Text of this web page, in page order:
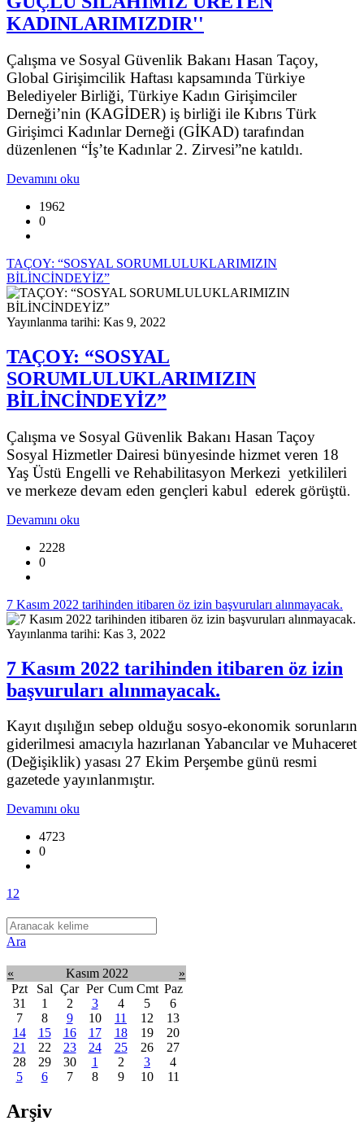
KADINLARIMIZDIR''
Çalışma ve Sosyal Güvenlik Bakanı Hasan Taçoy,
Global Girişimcilik Haftası kapsamında Türkiye
Belediyeler Birliği, Türkiye Kadın Girişimciler
Derneği’nin (KAGİDER) iş birliği ile Kıbrıs Türk
Girişimci Kadınlar Derneği (GİKAD) tarafından
düzenlenen “İş’te Kadınlar 2. Zirvesi”ne katıldı.
Devamını oku
1962
0
TAÇOY: “SOSYAL SORUMLULUKLARIMIZIN
BİLİNCİNDEYİZ”
Yayınlanma tarihi: Kas 9, 2022
TAÇOY: “SOSYAL
SORUMLULUKLARIMIZIN
BİLİNCİNDEYİZ”
Çalışma ve Sosyal Güvenlik Bakanı Hasan Taçoy
Sosyal Hizmetler Dairesi bünyesinde hizmet veren 18
Yaş Üstü Engelli ve Rehabilitasyon Merkezi yetkilileri
ve merkeze devam eden gençleri kabul ederek görüştü.
Devamını oku
2228
0
7 Kasım 2022 tarihinden itibaren öz izin başvuruları alınmayacak.
Yayınlanma tarihi: Kas 3, 2022
7 Kasım 2022 tarihinden itibaren öz izin
başvuruları alınmayacak.
Kayıt dışılığın sebep olduğu sosyo-ekonomik sorunların
giderilmesi amacıyla hazırlanan Yabancılar ve Muhaceret
(Değişiklik) yasası 27 Ekim Perşembe günü resmi
gazetede yayınlanmıştır.
Devamını oku
4723
0
12
Ara
« Kasım 2022
»
Pzt
Sal Çar Per Cum Cmt Paz
31
1 2 3 4 5
6
7
8 9 10 11 12
13
14
15 16 17 18 19
20
21
22 23 24 25 26
27
28
29 30 1 2 3
4
5
6 7 8 9 10 11
Arşiv